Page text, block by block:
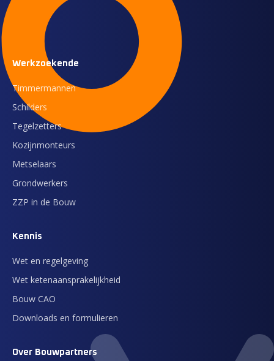
Werkzoekende
Timmermannen
Schilders
Tegelzetters
Kozijnmonteurs
Metselaars
Grondwerkers
ZZP in de Bouw
Kennis
Wet en regelgeving
Wet ketenaansprakelijkheid
Bouw CAO
Downloads en formulieren
Over Bouwpartners